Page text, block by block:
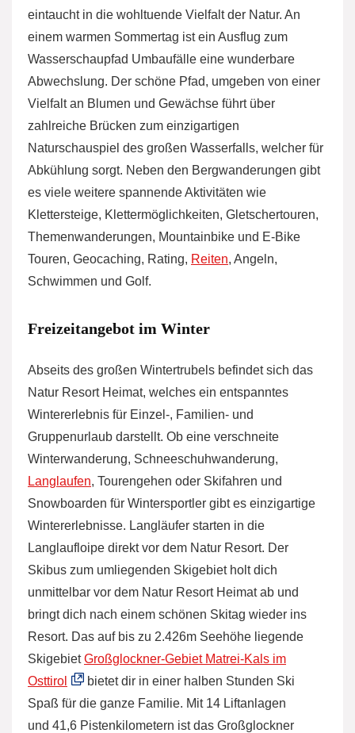
eintaucht in die wohltuende Vielfalt der Natur. An
einem warmen Sommertag ist ein Ausflug zum
Wasserschaupfad Umbaufälle eine wunderbare
Abwechslung. Der schöne Pfad, umgeben von einer
Vielfalt an Blumen und Gewächse führt über
zahlreiche Brücken zum einzigartigen
Naturschauspiel des großen Wasserfalls, welcher für
Abkühlung sorgt. Neben den Bergwanderungen gibt
es viele weitere spannende Aktivitäten wie
Klettersteige, Klettermöglichkeiten, Gletschertouren,
Themenwanderungen, Mountainbike und E-Bike
Touren, Geocaching, Rating, Reiten, Angeln,
Schwimmen und Golf.
Freizeitangebot im Winter
Abseits des großen Wintertrubels befindet sich das
Natur Resort Heimat, welches ein entspanntes
Wintererlebnis für Einzel-, Familien- und
Gruppenurlaub darstellt. Ob eine verschneite
Winterwanderung, Schneeschuhwanderung,
Langlaufen, Tourengehen oder Skifahren und
Snowboarden für Wintersportler gibt es einzigartige
Wintererlebnisse. Langläufer starten in die
Langlaufloipe direkt vor dem Natur Resort. Der
Skibus zum umliegenden Skigebiet holt dich
unmittelbar vor dem Natur Resort Heimat ab und
bringt dich nach einem schönen Skitag wieder ins
Resort. Das auf bis zu 2.426m Seehöhe liegende
SkigebietGroßglockner-Gebiet Matrei-Kals im
Osttirol
bietet dir in einer halben Stunden Ski
Spaß für die ganze Familie. Mit 14 Liftanlagen
und 41,6 Pistenkilometern ist das Großglockner